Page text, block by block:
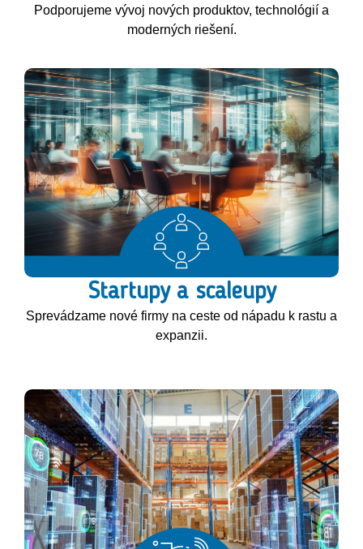
Podporujeme vývoj nových produktov, technológií a
moderných riešení.
Startupy a scaleupy
Sprevádzame nové firmy na ceste od nápadu k rastu a
expanzii.